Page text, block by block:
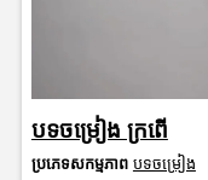
បទចម្រៀង ក្រពើ
ប្រភេទសកម្មភាព បទចម្រៀង